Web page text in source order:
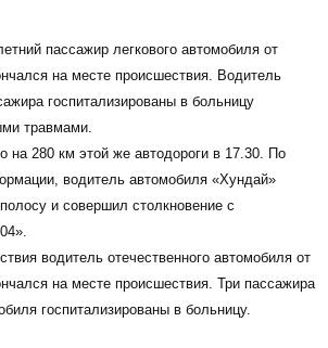
пассажир легкового автомобиля от
на месте происшествия. Водитель
госпитализированы в больницу
травмами.
на 280 км этой же автодороги в 17.30. По
водитель автомобиля «Хундай»
и совершил столкновение с
водитель отечественного автомобиля от
на месте происшествия. Три пассажира
госпитализированы в больницу.